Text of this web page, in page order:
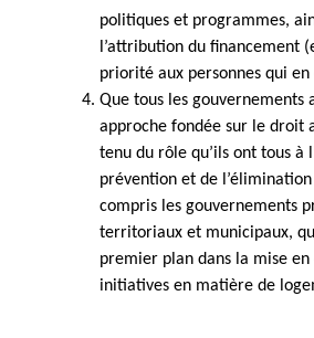
politiques et programmes,
l’attribution du financement
priorité aux personnes qui
Que tous les gouvernements
approche fondée sur le droit
tenu du rôle qu’ils ont tous à
prévention et de
compris les gouvernements
territoriaux et municipaux,
premier plan dans la mise
initiatives en matière de